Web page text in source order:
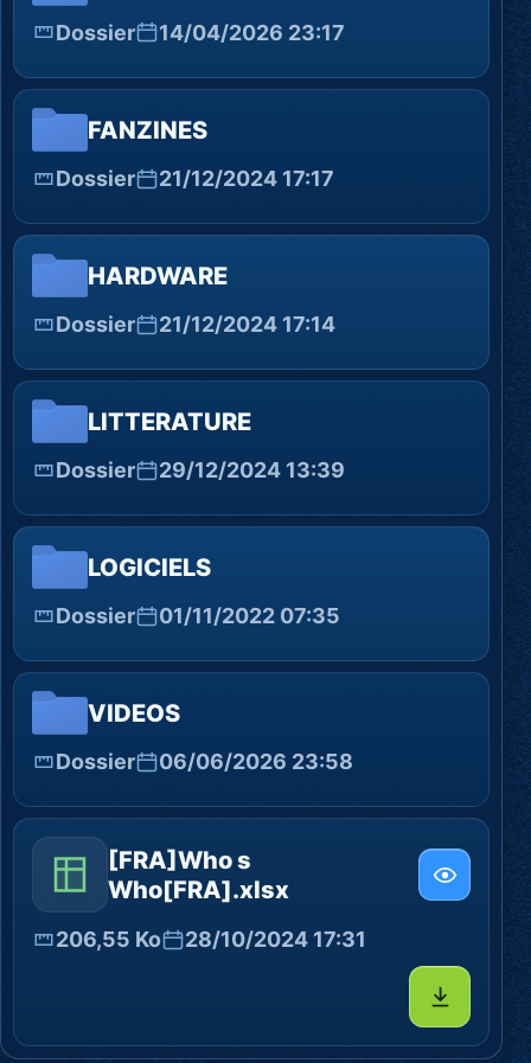
Dossier 14/04/2026 23:17
FANZINES
Dossier 21/12/2024 17:17
HARDWARE
Dossier 21/12/2024 17:14
LITTERATURE
Dossier 29/12/2024 13:39
LOGICIELS
Dossier 01/11/2022 07:35
VIDEOS
Dossier 06/06/2026 23:58
[FRA]Who s
Who[FRA].xlsx
206,55 Ko 28/10/2024 17:31